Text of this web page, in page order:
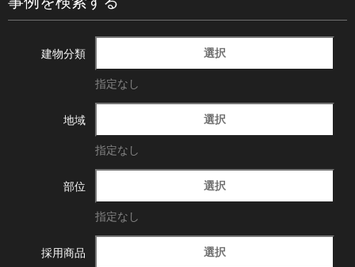
建物分類 選択
指定なし
地域 選択
指定なし
部位 選択
指定なし
採用商品 選択